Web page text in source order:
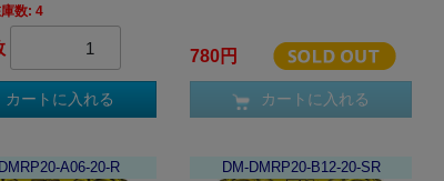
在庫数: 4
カートに入れる
780円
カートに入れる
A06-20-R DM-DMRP20-B12-20-SR